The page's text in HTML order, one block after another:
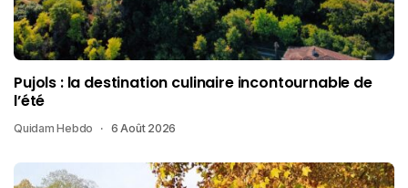
Pujols : la destination culinaire incontournable de
l’été
Quidam Hebdo 6 Août 2026